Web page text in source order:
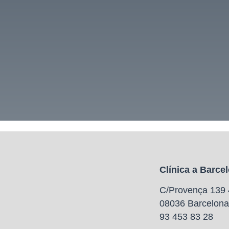
Clínica a
C/Provença 139
08036 Barcelona
93 453 83 28